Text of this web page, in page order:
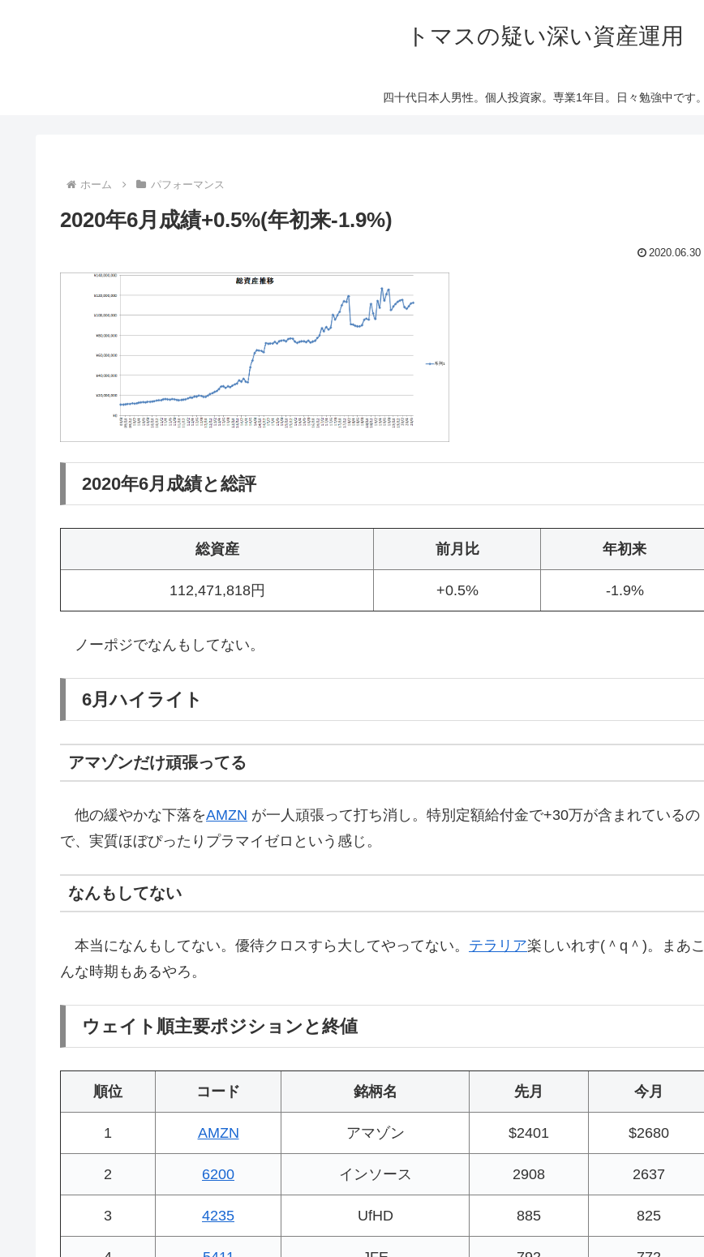
トマスの疑い深い資産運用
四十代日本人男性。個人投資家。専業1年目。日々勉強中です。
ホーム パフォーマンス
2020年6月成績+0.5%(年初来-1.9%)
2020.06.30
2020年6月成績と総評
総資産 前月比 年初来
112,471,818円 +0.5% -1.9%
ノーポジでなんもしてない。
6月ハイライト
アマゾンだけ頑張ってる
他の緩やかな下落をAMZN が一人頑張って打ち消し。特別定額給付金で+30万が含まれているの
で、実質ほぼぴったりプラマイゼロという感じ。
なんもしてない
本当になんもしてない。優待クロスすら大してやってない。 テラリア楽しいれす(＾q＾)。まあこ
んな時期もあるやろ。
ウェイト順主要ポジションと終値
順位 コード 銘柄名 先月 今月
1 AMZN アマゾン $2401 $2680
2 6200 インソース 2908 2637
3 4235 UfHD 885 825